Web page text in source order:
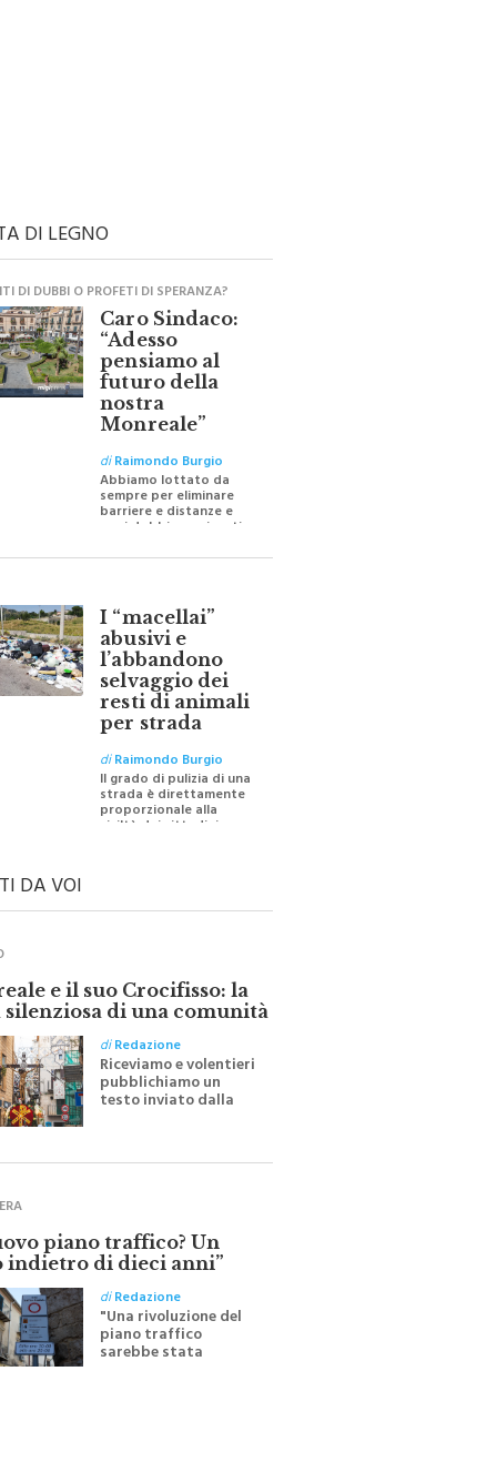
DI LEGNO
DI DUBBI O PROFETI DI SPERANZA?
Caro Sindaco:
“Adesso
pensiamo al
futuro della
nostra
Monreale”
diRaimondo Burgio
Abbiamo lottato da
sempre per eliminare
barriere e distanze e
oggi dobbiamo ripartire
I “macellai”
abusivi e
l’abbandono
selvaggio dei
resti di animali
per strada
diRaimondo Burgio
Il grado di pulizia di una
strada è direttamente
proporzionale alla
civiltà dei cittadini
DA VOI
e il suo Crocifisso: la
di una comunità
diRedazione
Riceviamo e volentieri
pubblichiamo un
testo inviato dalla
scrittrice monrealese
Festa del Santissimo
piano traffico? Un
indietro di dieci anni”
diRedazione
"Una rivoluzione del
piano traffico
sarebbe stata
efficace se preceduta